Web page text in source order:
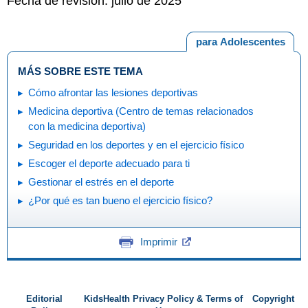
para Adolescentes
MÁS SOBRE ESTE TEMA
Cómo afrontar las lesiones deportivas
Medicina deportiva (Centro de temas relacionados
con la medicina deportiva)
Seguridad en los deportes y en el ejercicio físico
Escoger el deporte adecuado para ti
Gestionar el estrés en el deporte
¿Por qué es tan bueno el ejercicio físico?
Imprimir
Editorial
KidsHealth Privacy Policy & Terms of
Copyright